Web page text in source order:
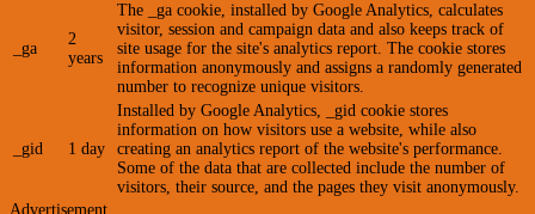
_ga
2
years
The _ga cookie, installed by Google Analytics, calculates
visitor, session and campaign data and also keeps track of
site usage for the site's analytics report. The cookie stores
information anonymously and assigns a randomly generated
number to recognize unique visitors.
_gid 1 day
Installed by Google Analytics, _gid cookie stores
information on how visitors use a website, while also
creating an analytics report of the website's performance.
Some of the data that are collected include the number of
visitors, their source, and the pages they visit anonymously.
Advertisement